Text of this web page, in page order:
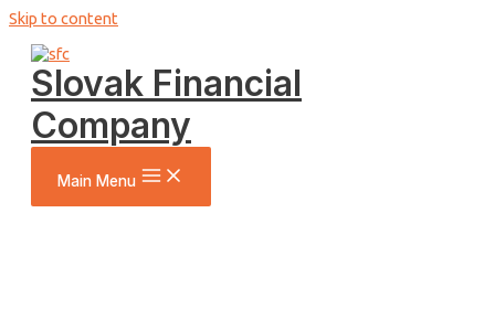
Skip to content
Slovak Financial
Company
Main Menu